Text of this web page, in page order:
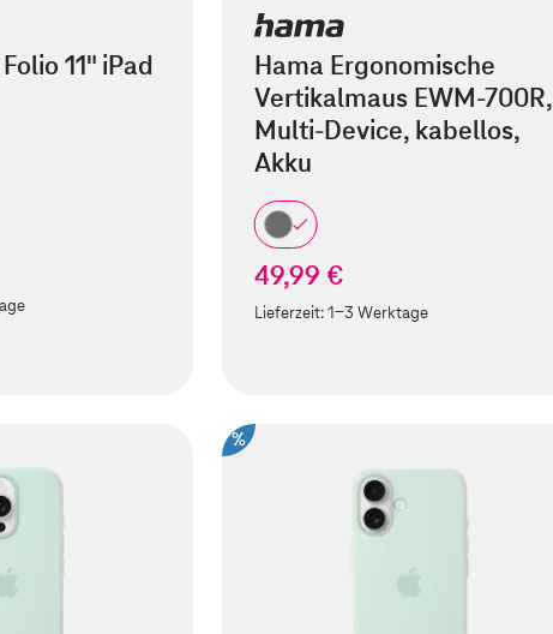
11" iPad
Hama Ergonomische
Vertikalmaus EWM-700R,
Multi-Device, kabellos,
Akku
49,99 €
Lieferzeit:1-3 Werktage
%